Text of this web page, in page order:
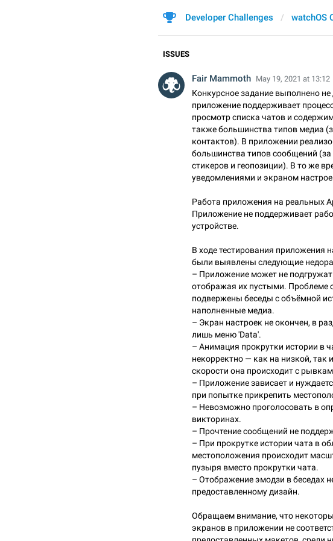
Developer Challenges watchOS
ISSUES
Fair Mammoth May 19, 2021 at 13:12
Конкурсное задание выполнено не
приложение поддерживает
просмотр списка чатов и
также большинства типов медиа
контактов). В приложении
большинства типов сообщений
стикеров и геопозиции). В то же
уведомлениями и экраном
Работа приложения на реальных
Приложение не поддерживает
устройстве.
В ходе тестирования приложения
были выявлены следующие
– Приложение может не
отображая их пустыми. Проблеме
подвержены беседы с объёмной
наполненные медиа.
– Экран настроек не окончен, в
лишь меню 'Data'.
– Анимация прокрутки истории в
некорректно — как на низкой, так
скорости она происходит с
– Приложение зависает и
при попытке прикрепить
– Невозможно проголосовать в
викторинах.
– Прочтение сообщений не
– При прокрутке истории чата в
местоположения происходит
пузыря вместо прокрутки чата.
– Отображение эмодзи в беседах
предоставленному дизайн.
Обращаем внимание, что
экранов в приложении не